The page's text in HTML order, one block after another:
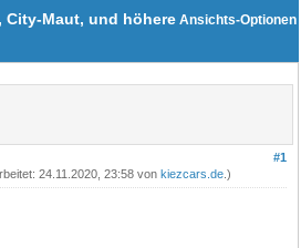
Ansichts-Optionen
City-Maut, und höhere
#1
24.11.2020, 23:58 vonkiezcars.de .)